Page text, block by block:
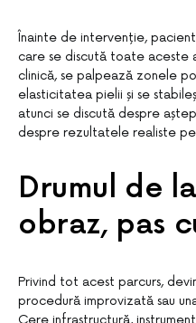
Înainte de intervenție,
care se discută toate aceste
clinică, se palpează zonele
elasticitatea pielii și se
atunci se discută despre
despre rezultatele realiste
Drumul de
obraz, pas
Privind tot acest parcurs,
procedură improvizată sau
Cere infrastructură,